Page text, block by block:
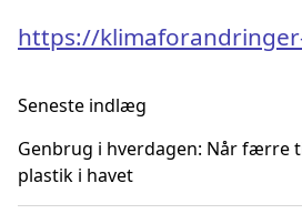
https://
Seneste indlæg
Genbrug i hverdagen: Når færre
plastik i havet